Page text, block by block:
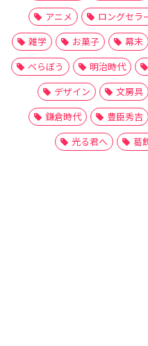
アニメ
ロングセラ
雑学
お菓子 幕末
べらぼう
明治時代
デザイン
文房具
鎌倉時代
豊臣秀吉
光る君へ
葛